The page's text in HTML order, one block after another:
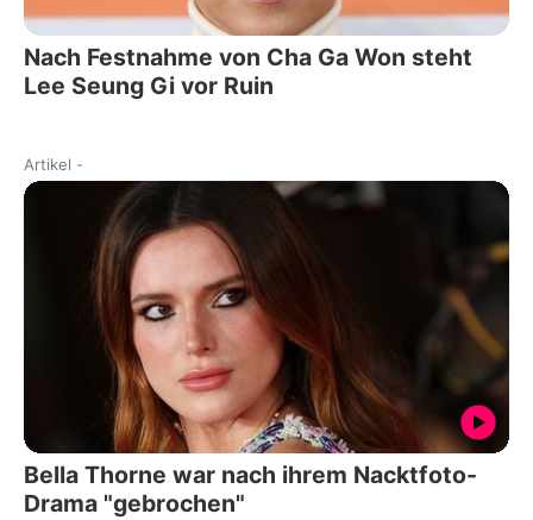
Nach Festnahme von Cha Ga Won steht
Lee Seung Gi vor Ruin
Artikel -
Bella Thorne war nach ihrem Nacktfoto-
Drama "gebrochen"